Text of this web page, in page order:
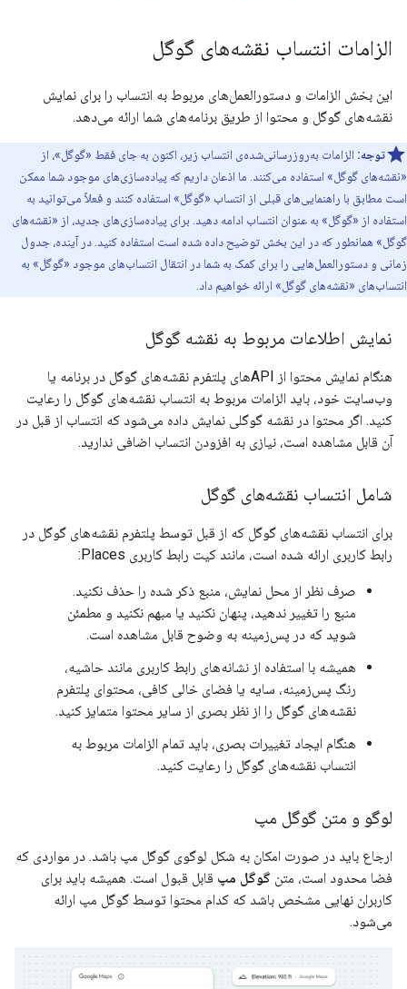
الزامات انتساب نقشه‌های گوگل
این بخش الزامات و دستورالعمل‌های مربوط به انتساب را برای نمایش
نقشه‌های گوگل و محتوا از طریق برنامه‌های شما ارائه می‌دهد.
توجه: الزامات به‌روزرسانی‌شده‌ی انتساب زیر، اکنون به جای فقط «گوگل»، از
«نقشه‌های گوگل» استفاده می‌کنند. ما اذعان داریم که پیاده‌سازی‌های موجود شما ممکن
است مطابق با راهنمایی‌های قبلی از انتساب «گوگل» استفاده کنند و فعلاً می‌توانید به
استفاده از «گوگل» به عنوان انتساب ادامه دهید. برای پیاده‌سازی‌های جدید، از «نقشه‌های
گوگل» همانطور که در این بخش توضیح داده شده است استفاده کنید. در آینده، جدول
زمانی و دستورالعمل‌هایی را برای کمک به شما در انتقال انتساب‌های موجود «گوگل» به
انتساب‌های «نقشه‌های گوگل» ارائه خواهیم داد.
نمایش اطلاعات مربوط به نقشه گوگل
هنگام نمایش محتوا از APIهای پلتفرم نقشه‌های گوگل در برنامه یا
وب‌سایت خود، باید الزامات مربوط به انتساب نقشه‌های گوگل را رعایت
کنید. اگر محتوا در نقشه گوگلی نمایش داده می‌شود که انتساب از قبل در
آن قابل مشاهده است، نیازی به افزودن انتساب اضافی ندارید.
شامل انتساب نقشه‌های گوگل
برای انتساب نقشه‌های گوگل که از قبل توسط پلتفرم نقشه‌های گوگل در
رابط کاربری ارائه شده است، مانند کیت رابط کاربری Places:
صرف نظر از محل نمایش، منبع ذکر شده را حذف نکنید.
منبع را تغییر ندهید، پنهان نکنید یا مبهم نکنید و مطمئن
شوید که در پس‌زمینه به وضوح قابل مشاهده است.
همیشه با استفاده از نشانه‌های رابط کاربری مانند حاشیه،
رنگ پس‌زمینه، سایه یا فضای خالی کافی، محتوای پلتفرم
نقشه‌های گوگل را از نظر بصری از سایر محتوا متمایز کنید.
هنگام ایجاد تغییرات بصری، باید تمام الزامات مربوط به
انتساب نقشه‌های گوگل را رعایت کنید.
لوگو و متن گوگل مپ
ارجاع باید در صورت امکان به شکل لوگوی گوگل مپ باشد. در مواردی که
فضا محدود است، متن گوگل مپ قابل قبول است. همیشه باید برای
کاربران نهایی مشخص باشد که کدام محتوا توسط گوگل مپ ارائه
می‌شود.